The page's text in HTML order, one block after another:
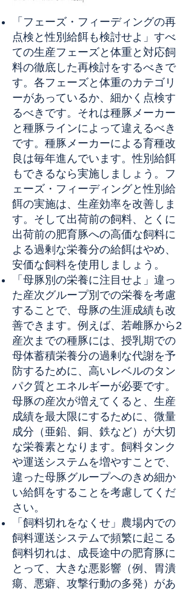
「フェーズ・フィーディングの再
点検と性別給餌も検討せよ」すべ
ての生産フェーズと体重と対応飼
料の徹底した再検討をするべきで
す。各フェーズと体重のカテゴリ
ーがあっているか、細かく点検す
るべきです。それは種豚メーカー
と種豚ラインによって違えるべき
です。種豚メーカーによる育種改
良は毎年進んでいます。性別給餌
もできるなら実施しましょう。フ
ェーズ・フィーディングと性別給
餌の実施は、生産効率を改善しま
す。そして出荷前の飼料、とくに
出荷前の肥育豚への高価な飼料に
よる過剰な栄養分の給餌はやめ、
安価な飼料を使用しましょう。
「母豚別の栄養に注目せよ」違っ
た産次グループ別での栄養を考慮
することで、母豚の生涯成績も改
善できます。例えば、若雌豚から2
産次までの種豚には、授乳期での
母体蓄積栄養分の過剰な代謝を予
防するために、高いレベルのタン
パク質とエネルギーが必要です。
母豚の産次が増えてくると、生産
成績を最大限にするために、微量
成分（亜鉛、銅、鉄など）が大切
な栄養素となります。飼料タンク
や運送システムを増やすことで、
違った母豚グループへのきめ細か
い給餌をすることを考慮してくだ
さい。
「飼料切れをなくせ」農場内での
飼料運送システムで頻繁に起こる
飼料切れは、成長途中の肥育豚に
とって、大きな悪影響（例、胃潰
瘍、悪癖、攻撃行動の多発）があ